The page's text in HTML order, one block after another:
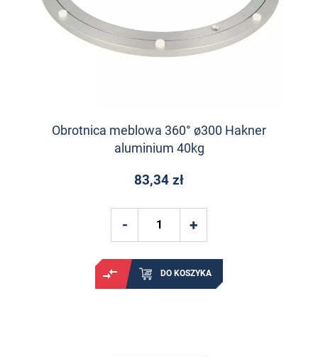
Obrotnica meblowa 360° ø300 Hakner
aluminium 40kg
83,34 zł
DO KOSZYKA